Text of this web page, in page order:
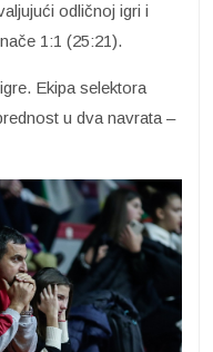
odličnoj igri i
1:1 (25:21).
Ekipa selektora
u dva navrata –